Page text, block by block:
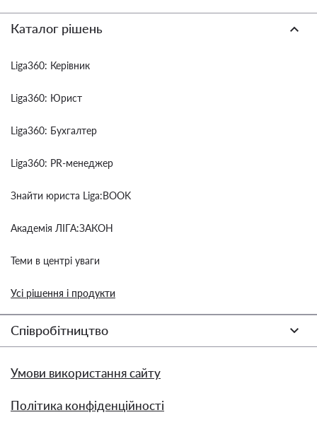
Каталог рішень
Liga360: Керівник
Liga360: Юрист
Liga360: Бухгалтер
Liga360: PR-менеджер
Знайти юриста Liga:BOOK
Академія ЛІГА:ЗАКОН
Теми в центрі уваги
Усі рішення і продукти
Співробітництво
Умови використання сайту
Політика конфіденційності